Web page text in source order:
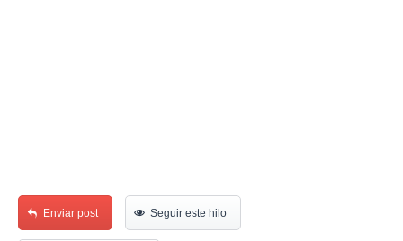
Enviar post Seguir este hilo